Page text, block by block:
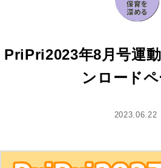
PriPri2023年8月号運
ンロード
2023.06.22